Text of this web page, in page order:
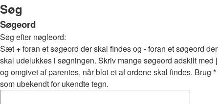
Søg
Søgeord
Søg efter nøgleord:
Sæt +foran et søgeord der skal findes og -foran et søgeord der
skal udelukkes i søgningen. Skriv mange søgeord adskilt med |
og omgivet af parentes, når blot et af ordene skal findes. Brug *
som ubekendt for ukendte tegn.